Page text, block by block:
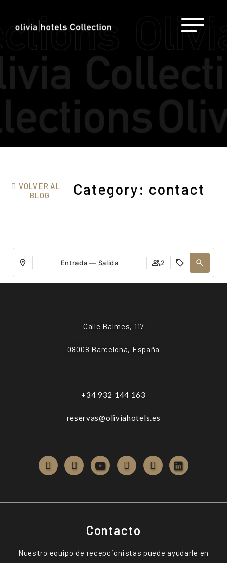
VOLVER AL
BLOG
Category: contact
Entrada — Salida 2
Calle Balmes, 117
08008 Barcelona, España
+34 932 144 163
reservas@oliviahotels.es
Contacto
Nuestro equipo de recepcionistas puede ayudarle en